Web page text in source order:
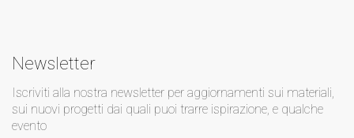
Newsletter
Iscriviti alla nostra newsletter per aggiornamenti sui materiali,
sui nuovi progetti dai quali puoi trarre ispirazione, e qualche
evento